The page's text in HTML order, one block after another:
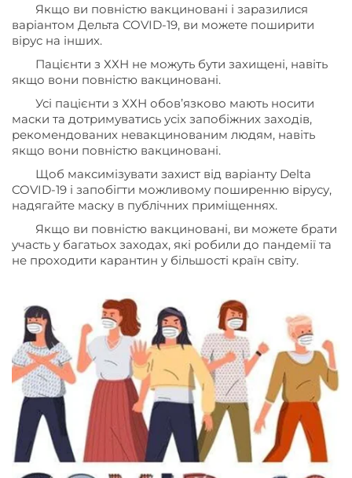
Якщо ви повністю вакциновані і заразилися
варіантом Дельта COVID-19, ви можете поширити
вірус на інших.
Пацієнти з ХХН не можуть бути захищені, навіть
якщо вони повністю вакциновані.
Усі пацієнти з ХХН обов’язково мають носити
маски та дотримуватись усіх запобіжних заходів,
рекомендованих невакцинованим людям, навіть
якщо вони повністю вакциновані.
Щоб максимізувати захист від варіанту Delta
COVID-19 і запобігти можливому поширенню вірусу,
надягайте маску в публічних приміщеннях.
Якщо ви повністю вакциновані, ви можете брати
участь у багатьох заходах, які робили до пандемії та
не проходити карантин у більшості країн світу.